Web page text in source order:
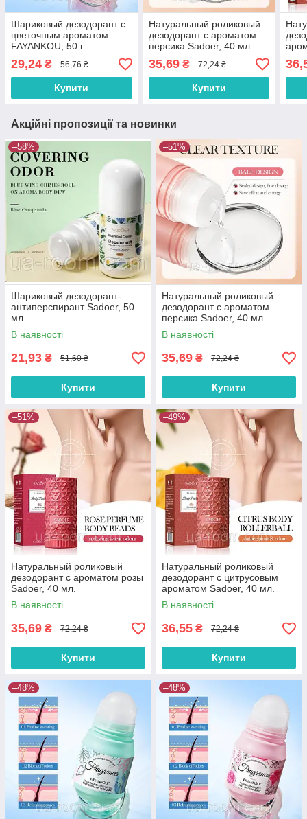
Шариковый дезодорант с
цветочным ароматом
FAYANKOU, 50 г.
29,24 ₴ 56,76 ₴
Купити
Натуральный роликовый
дезодорант с ароматом
персика Sadoer, 40 мл.
35,69₴ 72,24 ₴
Купити
Акційні пропозиції та новинки
–58%
Шариковый дезодорант-
антиперспирант Sadoer, 50
мл.
В наявності
21,93 ₴ 51,60 ₴
Купити
–51%
Натуральный роликовый
дезодорант с ароматом
персика Sadoer, 40 мл.
В наявності
35,69 ₴ 72,24 ₴
Купити
–51%
Натуральный роликовый
дезодорант с ароматом розы
Sadoer, 40 мл.
В наявності
35,69 ₴ 72,24 ₴
Купити
–49%
Натуральный роликовый
дезодорант с цитрусовым
ароматом Sadoer, 40 мл.
В наявності
36,55 ₴ 72,24 ₴
Купити
–48% –48%